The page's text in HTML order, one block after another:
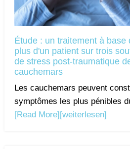
Étude : un traitement à base
plus d'un patient sur trois
de stress post-traumatique
cauchemars
Les cauchemars peuvent
symptômes les plus pénibles
[Read More][weiterlesen]